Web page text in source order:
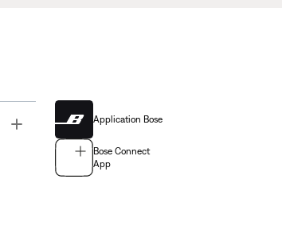
Application Bose
Bose Connect
App